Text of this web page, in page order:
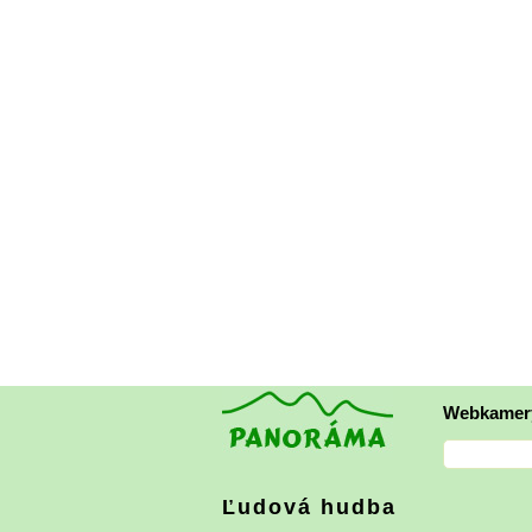
Ľudová hudba